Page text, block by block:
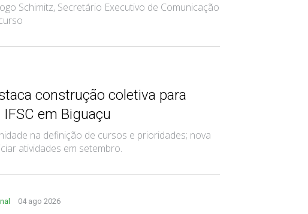
Schimitz, Secretário Executivo de Comunicação
construção coletiva para
em Biguaçu
na definição de cursos e prioridades; nova
atividades em setembro.
04 ago 2026